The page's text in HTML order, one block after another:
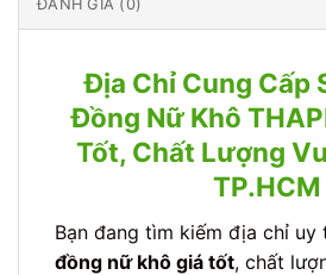
ĐÁNH GIÁ (0)
Địa Chỉ Cung Cấp
Đồng Nữ Khô
Tốt, Chất Lượng
TP.HCM
Bạn đang tìm kiếm địa chỉ uy
đồng nữ khô giá tốt, chất